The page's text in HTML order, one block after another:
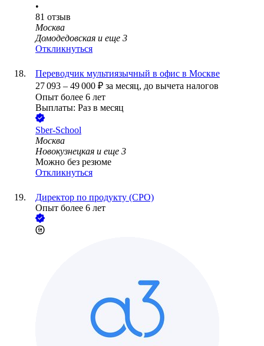
•
81 отзыв
Москва
Домодедовская и еще 3
Откликнуться
Переводчик мультиязычный в офис в Москве
27 093 – 49 000 ₽ за месяц, до вычета налогов
Опыт более 6 лет
Выплаты: Раз в месяц
Sber-School
Москва
Новокузнецкая и еще 3
Можно без резюме
Откликнуться
Директор по продукту (CPO)
Опыт более 6 лет